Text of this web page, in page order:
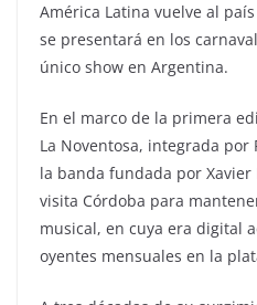
América Latina vuelve al
se presentará en los
único show en Argentina.
En el marco de la primera
La Noventosa, integrada por
la banda fundada por Xavier
visita Córdoba para
musical, en cuya era digital
oyentes mensuales en la